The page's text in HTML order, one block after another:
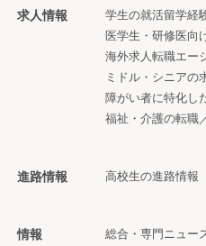
求人情報 学生の就活留学経
医学生・研修医向
海外求人 転職エー
ミドル・シニアの
障がい者に特化し
福祉・介護の転職
進路情報 高校生の進路情報
情報
総合・専門ニュー